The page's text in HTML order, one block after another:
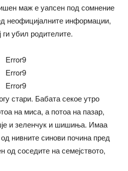
маж е уапсен под сомнение
неофицијалните информации,
ги убил родителите.
Error9
Error9
Error9
стари. Бабата секое утро
на миса, а потоа на пазар,
и зеленчук и шишиња. Имаа
нивните синови почина пред
од соседите на семејството,